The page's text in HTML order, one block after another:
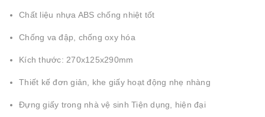
Chất liệu nhựa ABS chống nhiệt tốt
Chống va đập, chống oxy hóa
Kích thước: 270x125x290mm
Thiết kế đơn giản, khe giấy hoạt động nhẹ nhàng
Đựng giấy trong nhà vệ sinh Tiện dụng, hiện đại